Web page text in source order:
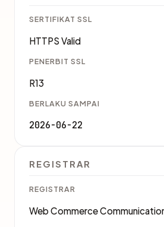
SERTIFIKAT SSL
HTTPS Valid
PENERBIT SSL
R13
BERLAKU SAMPAI
2026-06-22
REGISTRAR
REGISTRAR
Web Commerce